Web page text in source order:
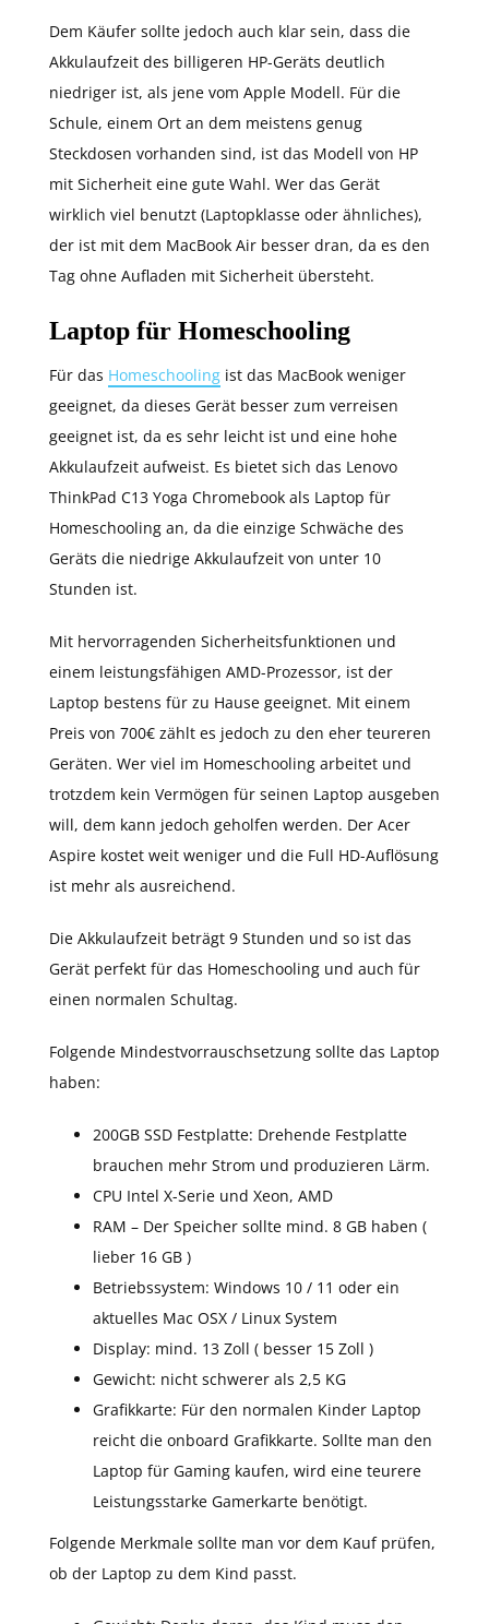
Dem Käufer sollte jedoch auch klar sein, dass die
Akkulaufzeit des billigeren HP-Geräts deutlich
niedriger ist, als jene vom Apple Modell. Für die
Schule, einem Ort an dem meistens genug
Steckdosen vorhanden sind, ist das Modell von HP
mit Sicherheit eine gute Wahl. Wer das Gerät
wirklich viel benutzt (Laptopklasse oder ähnliches),
der ist mit dem MacBook Air besser dran, da es den
Tag ohne Aufladen mit Sicherheit übersteht.
Laptop für Homeschooling
Für das Homeschooling ist das MacBook weniger
geeignet, da dieses Gerät besser zum verreisen
geeignet ist, da es sehr leicht ist und eine hohe
Akkulaufzeit aufweist. Es bietet sich das Lenovo
ThinkPad C13 Yoga Chromebook als Laptop für
Homeschooling an, da die einzige Schwäche des
Geräts die niedrige Akkulaufzeit von unter 10
Stunden ist.
Mit hervorragenden Sicherheitsfunktionen und
einem leistungsfähigen AMD-Prozessor, ist der
Laptop bestens für zu Hause geeignet. Mit einem
Preis von 700€ zählt es jedoch zu den eher teureren
Geräten. Wer viel im Homeschooling arbeitet und
trotzdem kein Vermögen für seinen Laptop ausgeben
will, dem kann jedoch geholfen werden. Der Acer
Aspire kostet weit weniger und die Full HD-Auflösung
ist mehr als ausreichend.
Die Akkulaufzeit beträgt 9 Stunden und so ist das
Gerät perfekt für das Homeschooling und auch für
einen normalen Schultag.
Folgende Mindestvorrauschsetzung sollte das Laptop
haben:
200GB SSD Festplatte: Drehende Festplatte
brauchen mehr Strom und produzieren Lärm.
CPU Intel X-Serie und Xeon, AMD
RAM – Der Speicher sollte mind. 8 GB haben (
lieber 16 GB )
Betriebssystem: Windows 10 / 11 oder ein
aktuelles Mac OSX / Linux System
Display: mind. 13 Zoll ( besser 15 Zoll )
Gewicht: nicht schwerer als 2,5 KG
Grafikkarte: Für den normalen Kinder Laptop
reicht die onboard Grafikkarte. Sollte man den
Laptop für Gaming kaufen, wird eine teurere
Leistungsstarke Gamerkarte benötigt.
Folgende Merkmale sollte man vor dem Kauf prüfen,
ob der Laptop zu dem Kind passt.